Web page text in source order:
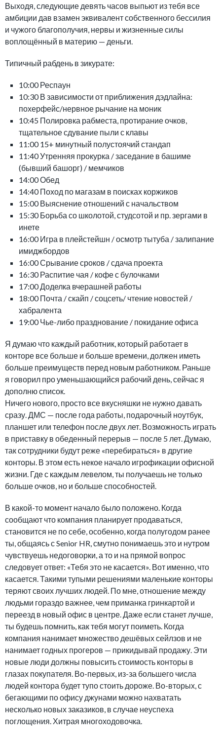
Выходя, следующие девять часов выпьют из тебя все
амбиции дав взамен эквивалент собственного бессилия
и чужого благополучия, нервы и жизненные силы
воплощённый в материю — деньги.
Типичный рабдень в зикурате:
10:00 Респаун
10:30 В зависимости от приближения дэдлайна:
похерфейс/нервное рычание на моник
10:45 Полировка рабместа, протирание очков,
тщательное сдувание пыли с клавы
11:00 15+ минутный полустоячий стандап
11:40 Утренняя прокурка / заседание в башиме
(бывший башорг) / мемчиков
14:00 Обед
14:40 Поход по магазам в поисках коржиков
15:00 Выяснение отношений с начальством
15:30 Борьба со школотой, студсотой и пр. зергами в
инете
16:00 Игра в плейстейшн / осмотр тытуба / залипание
имиджбордов
16:00 Срывание сроков / сдача проекта
16:30 Распитие чая / кофе с булочками
17:00 Доделка вчерашней работы
18:00 Почта / скайп / соцсеть/ чтение новостей /
хабралента
19:00 Чье-либо празднование / покидание офиса
Я думаю что каждый работник, который работает в
конторе все больше и больше времени, должен иметь
больше преимуществ перед новым работником. Раньше
я говорил про уменьшающийся рабочий день, сейчас я
дополню список.
Ничего нового, просто все вкусняшки не нужно давать
сразу. ДМС — после года работы, подарочный ноутбук,
планшет или телефон после двух лет. Возможность играть
в приставку в обеденный перерыв — после 5 лет. Думаю,
так сотрудники будут реже «перебираться» в другие
конторы. В этом есть некое начало игрофикации офисной
жизни. Где с каждым левелом, ты получаешь не только
больше очков, но и больше способностей.
В какой-то момент начало было положено. Когда
сообщают что компания планирует продаваться,
становится не по себе, особенно, когда полугодом ранее
ты, общаясь с Senior HR, смутно понимаешь это и нутром
чувствуешь недоговорки, а то и на прямой вопрос
следовует ответ: «Тебя это не касается». Вот именно, что
касается. Такими тупыми решениями маленькие конторы
теряют своих лучших людей. По мне, отношение между
людьми гораздо важнее, чем приманка гринкартой и
переезд в новый офис в центре. Даже если станет лучше,
ты будешь помнить, как тебя могут поиметь. Когда
компания нанимает множество дешёвых сейлзов и не
нанимает годных прогеров — прикидывай продажу. Эти
новые люди должны повысить стоимость конторы в
глазах покупателя. Во-первых, из-за большего числа
людей контора будет тупо стоить дороже. Во-вторых, с
бегающими по офису джунами можно нахватать
несколько новых заказиков, в случае неуспеха
поглощения. Хитрая многоходовочка.